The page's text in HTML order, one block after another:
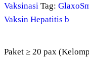
Vaksinasi Tag:
Vaksin Hepatitis b
Paket ≥ 20 pax